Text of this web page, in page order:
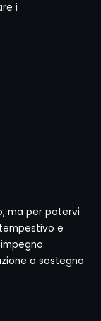
i
ma per potervi
e
a sostegno